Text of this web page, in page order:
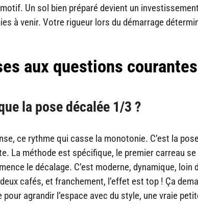
Un sol bien préparé devient un
à venir. Votre rigueur lors du démarrage
aux questions courantes
la pose décalée 1/3 ?
ce rythme qui casse la monotonie. C’est la
La méthode est spécifique, le premier carreau
le décalage. C’est moderne, dynamique,
cafés, et franchement, l’effet est top ! Ça
pour agrandir l’espace avec du style, une vraie